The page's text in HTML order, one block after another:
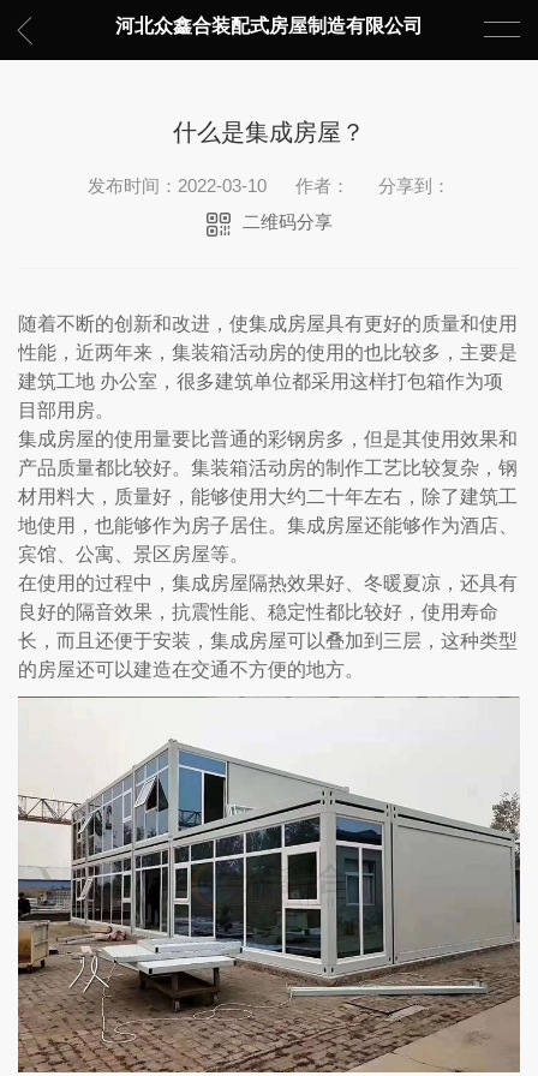
河北众鑫合装配式房屋制造有限公司
什么是集成房屋？
发布时间：2022-03-10 作者：
分享到：
二维码分享
随着不断的创新和改进，使集成房屋具有更好的质量和使用
性能，近两年来，集装箱活动房的使用的也比较多，主要是
建筑工地 办公室，很多建筑单位都采用这样打包箱作为项
目部用房。
集成房屋的使用量要比普通的彩钢房多，但是其使用效果和
产品质量都比较好。集装箱活动房的制作工艺比较复杂，钢
材用料大，质量好，能够使用大约二十年左右，除了建筑工
地使用，也能够作为房子居住。集成房屋还能够作为酒店、
宾馆、公寓、景区房屋等。
在使用的过程中，集成房屋隔热效果好、冬暖夏凉，还具有
良好的隔音效果，抗震性能、稳定性都比较好，使用寿命
长，而且还便于安装，集成房屋可以叠加到三层，这种类型
的房屋还可以建造在交通不方便的地方。